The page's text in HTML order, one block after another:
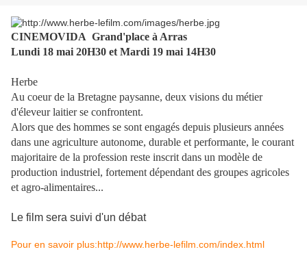
CINEMOVIDA Grand'place à Arras
Lundi 18 mai 20H30 et Mardi 19 mai 14H30
Herbe
Au coeur de la Bretagne paysanne, deux visions du métier
d'éleveur laitier se confrontent.
Alors que des hommes se sont engagés depuis plusieurs années
dans une agriculture autonome, durable et performante, le courant
majoritaire de la profession reste inscrit dans un modèle de
production industriel, fortement dépendant des groupes agricoles
et agro-alimentaires...
Le film sera suivi d'un débat
Pour en savoir plus:http://www.herbe-lefilm.com/index.html